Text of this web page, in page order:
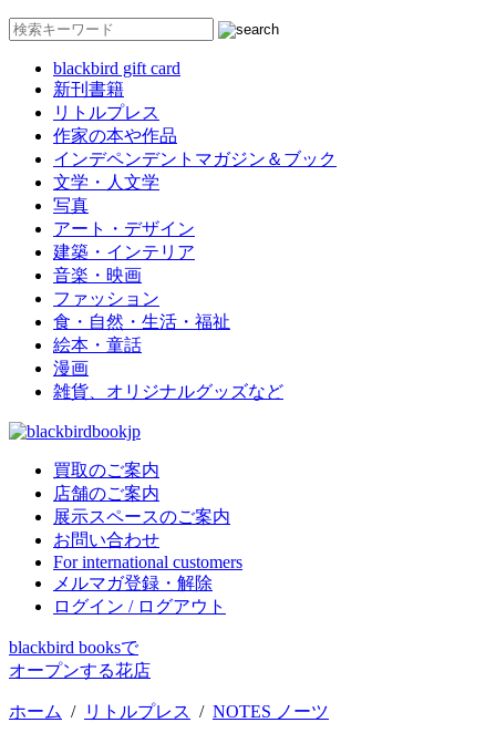
blackbird gift card
新刊書籍
リトルプレス
作家の本や作品
インデペンデントマガジン＆ブック
文学・人文学
写真
アート・デザイン
建築・インテリア
音楽・映画
ファッション
食・自然・生活・福祉
絵本・童話
漫画
雑貨、オリジナルグッズなど
買取のご案内
店舗のご案内
展示スペースのご案内
お問い合わせ
For international customers
メルマガ登録・解除
ログイン / ログアウト
blackbird booksで
オープンする花店
ホーム / リトルプレス / NOTES ノーツ